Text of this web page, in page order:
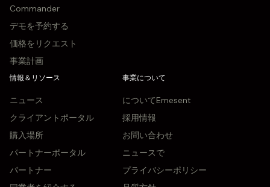
Commander
デモを予約する
価格をリクエスト
事業計画
情報＆リソース
ニュース
クライアントポータル
購入場所
パートナーポータル
パートナー
事業について
についてEmesent
採用情報
お問い合わせ
ニュースで
プライバシーポリシー